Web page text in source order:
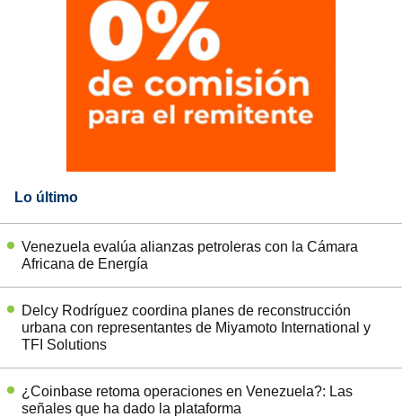
Lo último
Venezuela evalúa alianzas petroleras con la Cámara
Africana de Energía
Delcy Rodríguez coordina planes de reconstrucción
urbana con representantes de Miyamoto International y
TFI Solutions
¿Coinbase retoma operaciones en Venezuela?: Las
señales que ha dado la plataforma